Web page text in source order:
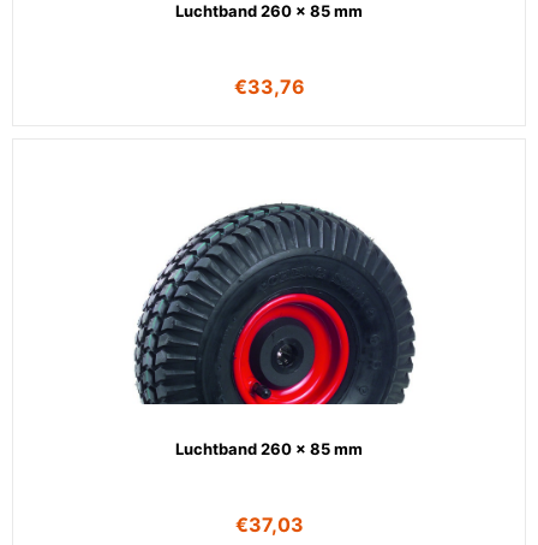
Luchtband 260 x 85 mm
€33,76
Luchtband 260 x 85 mm
€37,03